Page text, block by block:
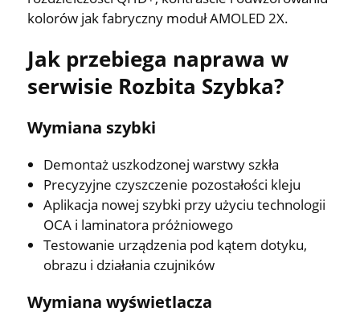
kolorów jak fabryczny moduł AMOLED 2X.
Jak przebiega naprawa w
serwisie Rozbita Szybka?
Wymiana szybki
Demontaż uszkodzonej warstwy szkła
Precyzyjne czyszczenie pozostałości kleju
Aplikacja nowej szybki przy użyciu technologii
OCA i laminatora próżniowego
Testowanie urządzenia pod kątem dotyku,
obrazu i działania czujników
Wymiana wyświetlacza